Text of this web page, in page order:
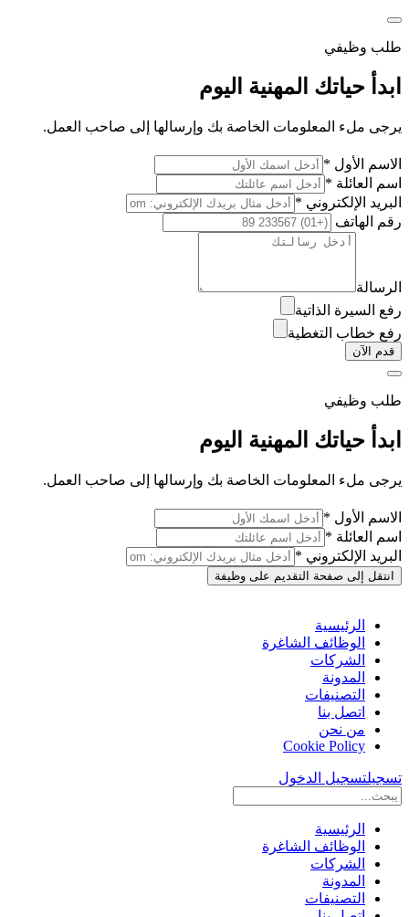
طلب وظيفي
ابدأ حياتك المهنية اليوم
يرجى ملء المعلومات الخاصة بك وإرسالها إلى صاحب العمل.
الاسم الأول *
اسم العائلة *
البريد الإلكتروني *
رقم الهاتف
الرسالة
رفع السيرة الذاتية
رفع خطاب التغطية
قدم الآن
طلب وظيفي
ابدأ حياتك المهنية اليوم
يرجى ملء المعلومات الخاصة بك وإرسالها إلى صاحب العمل.
الاسم الأول *
اسم العائلة *
البريد الإلكتروني *
انتقل إلى صفحة التقديم على وظيفة
الرئيسية
الوظائف الشاغرة
الشركات
المدونة
التصنيفات
اتصل بنا
من نحن
Cookie Policy
تسجيلتسجيل الدخول
الرئيسية
الوظائف الشاغرة
الشركات
المدونة
التصنيفات